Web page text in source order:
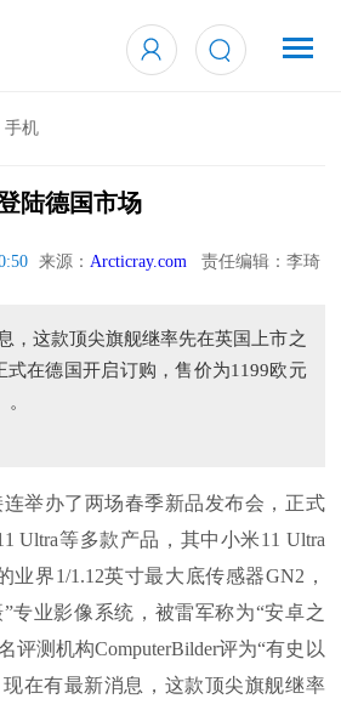
手机
陆德国市场
来源：Arcticray.com 责任编辑：李琦
，这款顶尖旗舰继率先在英国上市之
式在德国开启订购，售价为1199欧元
办了两场春季新品发布会，正式
Ultra等多款产品，其中小米11 Ultra
业界1/1.12英寸最大底传感器GN2，
专业影像系统，被雷军称为“安卓之
评测机构ComputerBilder评为“有史以
在有最新消息，这款顶尖旗舰继率